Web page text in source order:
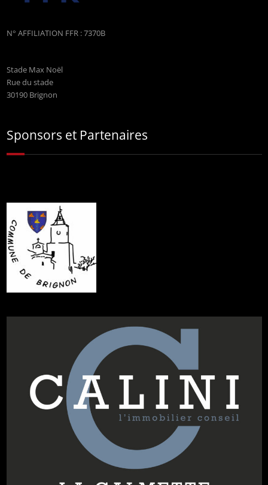
N° AFFILIATION FFR : 7370B
Stade Max Noël
Rue du stade
30190 Brignon
Sponsors et Partenaires